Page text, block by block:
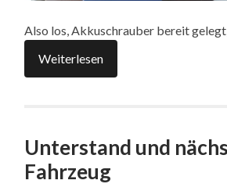
Also los, Akkuschrauber bereit
Weiterlesen
Unterstand und
Fahrzeug